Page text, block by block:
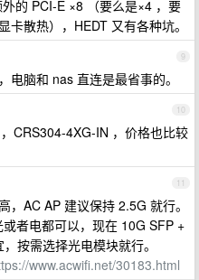
的 PCI-E ×8 （要么是×4 ，要
散热），HEDT 又有各种坑。
9
电脑和 nas 直连是最省事的。
10
CRS304-4XG-IN ，价格也比较
11
AC AP 建议保持 2.5G 就行。
者电都可以，现在 10G SFP +
按需选择光电模块就行。
www.acwifi.net/30183.html